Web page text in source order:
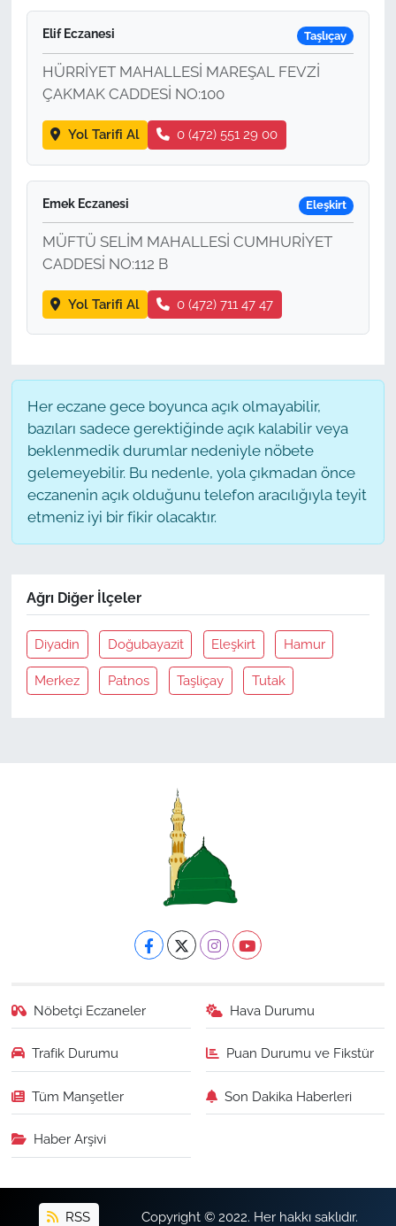
Elif Eczanesi Taşlıçay
HÜRRİYET MAHALLESİ MAREŞAL FEVZİ
ÇAKMAK CADDESİ NO:100
Yol Tarifi Al 0 (472) 551 29 00
Emek Eczanesi Eleşkirt
MÜFTÜ SELİM MAHALLESİ CUMHURİYET
CADDESİ NO:112 B
Yol Tarifi Al 0 (472) 711 47 47
Her eczane gece boyunca açık olmayabilir,
bazıları sadece gerektiğinde açık kalabilir veya
beklenmedik durumlar nedeniyle nöbete
gelemeyebilir. Bu nedenle, yola çıkmadan önce
eczanenin açık olduğunu telefon aracılığıyla teyit
etmeniz iyi bir fikir olacaktır.
Ağrı Diğer İlçeler
Diyadin Doğubayazit Eleşkirt Hamur
Merkez Patnos Taşliçay Tutak
Nöbetçi Eczaneler Hava Durumu
Trafik Durumu Puan Durumu ve Fikstür
Tüm Manşetler Son Dakika Haberleri
Haber Arşivi
RSS Copyright © 2022. Her hakkı saklıdır.